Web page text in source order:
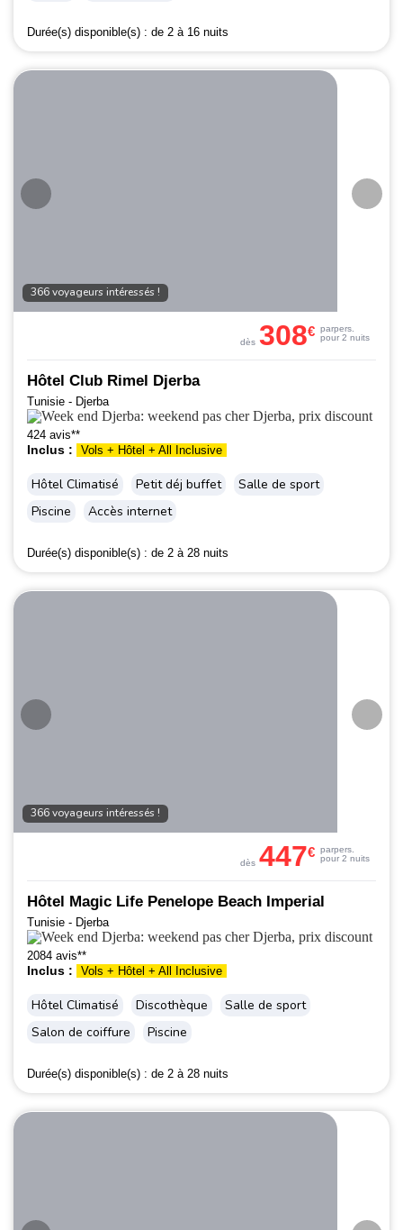
Durée(s) disponible(s) : de 2 à 16 nuits
366 voyageurs intéressés !
Hôtel Club Rimel Djerba
Tunisie - Djerba
424 avis**
Inclus : Vols + Hôtel + All Inclusive
Hôtel Climatisé Petit déj buffet
Salle de sport
Piscine
Accès internet
Durée(s) disponible(s) : de 2 à 28 nuits
dès 308€ parpers.
pour 2 nuits
366 voyageurs intéressés !
Hôtel Magic Life Penelope Beach Imperial
Tunisie - Djerba
2084 avis**
Inclus : Vols + Hôtel + All Inclusive
Hôtel Climatisé Discothèque
Salle de sport
Salon de coiffure
Piscine
Durée(s) disponible(s) : de 2 à 28 nuits
dès 447€ parpers.
pour 2 nuits